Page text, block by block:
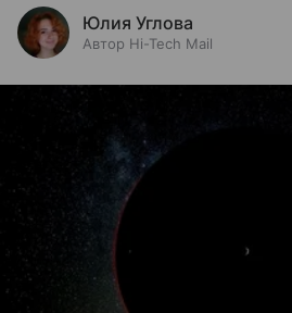
Юлия Углова
Автор Hi-Tech Mail